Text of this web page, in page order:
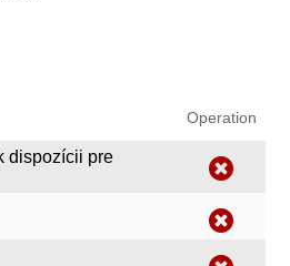
Operation
dispozícii pre